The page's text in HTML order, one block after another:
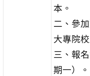
本。
二、參
大專院
三、報
期一）。